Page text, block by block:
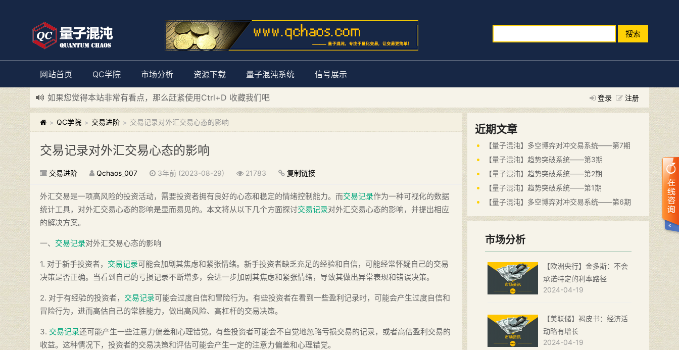
搜索
网站首页 QC学院 市场分析 资源下载 量子混沌系统 信号展示
登录 注册
如果您觉得本站非常有看点，那么赶紧使用Ctrl+D 收藏我们吧
新添加量子混沌系统板块，欢迎大家访问！---“量子混沌系统”
> QC学院 > 交易进阶 > 交易记录对外汇交易心态的影响
交易记录对外汇交易心态的影响
交易进阶 Qchaos_007 3年前 (2023-08-29) 21783 复制链接
外汇交易是一项高风险的投资活动，需要投资者拥有良好的心态和稳定的情绪控制能力。而交易记录作为一种可视化的数据
统计工具，对外汇交易心态的影响是显而易见的。本文将从以下几个方面探讨交易记录对外汇交易心态的影响，并提出相应
的解决方案。
一、 交易记录对外汇交易心态的影响
1. 对于新手投资者， 交易记录可能会加剧其焦虑和紧张情绪。新手投资者缺乏充足的经验和自信，可能经常怀疑自己的交易
决策是否正确。当看到自己的亏损记录不断增多，会进一步加剧其焦虑和紧张情绪，导致其做出异常表现和错误决策。
2. 对于有经验的投资者， 交易记录可能会过度自信和冒险行为。有些投资者在看到一些盈利记录时，可能会产生过度自信和
冒险行为，进而高估自己的常胜能力，做出高风险、高杠杆的交易决策。
3. 交易记录还可能产生一些注意力偏差和心理错觉。有些投资者可能会不自觉地忽略亏损交易的记录，或者高估盈利交易的
收益。这种情况下，投资者的交易决策和评估可能会产生一定的注意力偏差和心理错觉。
近期文章
【量子混沌】多空博弈对冲交易系统——第7期
【量子混沌】趋势突破系统——第3期
【量子混沌】趋势突破系统——第2期
【量子混沌】趋势突破系统——第1期
【量子混沌】多空博弈对冲交易系统——第6期
市场分析
【欧洲央行】金多斯：不会
承诺特定的利率路径
2024-04-19
【美联储】褐皮书：经济活
动略有增长
2024-04-19